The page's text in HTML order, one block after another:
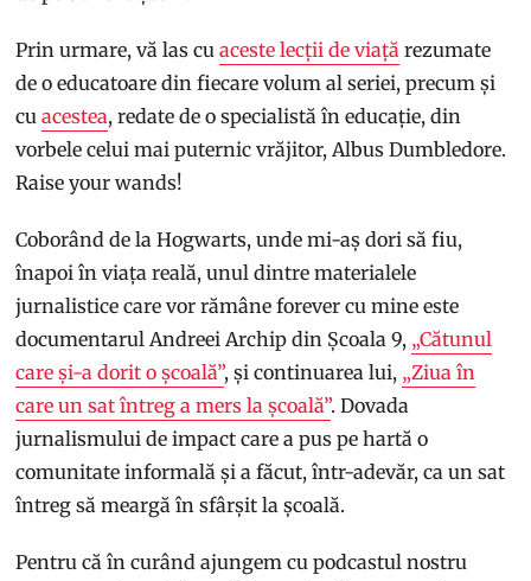
Prin urmare, vă las cuaceste lecții de viață rezumate
de o educatoare din fiecare volum al seriei, precum și
cuacestea, redate de o specialistă în educație, din
vorbele celui mai puternic vrăjitor, Albus Dumbledore.
Raise your wands!
Coborând de la Hogwarts, unde mi-aș dori să fiu,
înapoi în viața reală, unul dintre materialele
jurnalistice care vor rămâne forever cu mine este
documentarul Andreei Archip din Școala 9, „Cătunul
care și-a dorit o școală”, și continuarea lui, „Ziua în
care un sat întreg a mers la școală”. Dovada
jurnalismului de impact care a pus pe hartă o
comunitate informală și a făcut, într-adevăr, ca un sat
întreg să meargă în sfârșit la școală.
Pentru că în curând ajungem cu podcastul nostru